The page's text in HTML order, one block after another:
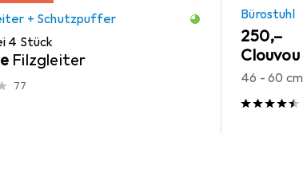
+ Schutzpuffer
4 Stück
Filzgleiter
77
Bürostuhl
EUR
250,–
Clouvou
46 - 60 cm